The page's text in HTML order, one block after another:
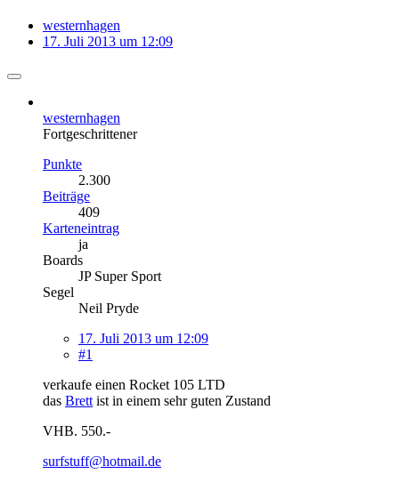
westernhagen
17. Juli 2013 um 12:09
westernhagen
Fortgeschrittener
Punkte
2.300
Beiträge
409
Karteneintrag
ja
Boards
JP Super Sport
Segel
Neil Pryde
17. Juli 2013 um 12:09
#1
verkaufe einen Rocket 105 LTD
das Brett ist in einem sehr guten Zustand
VHB. 550.-
surfstuff@hotmail.de